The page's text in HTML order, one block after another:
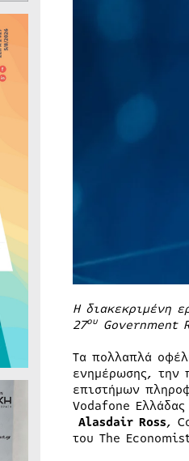
Η διακεκριμένη
27ου Government
Τα πολλαπλά
ενημέρωσης, την
επιστήμων
Vodafone
Alasdair Ross,
του The